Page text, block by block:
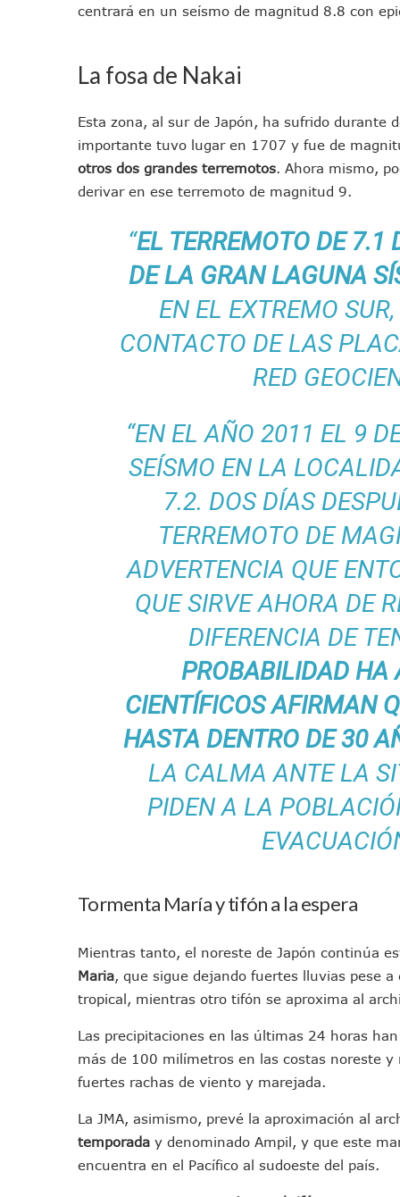
Vecinos De La Playita
Mujeres Recorren Calles
Bruno Blancas Convoca A
CUCosta E IMSS Nayarit
Playa Las Cocinas: Retiran
Dr. Álvarez Zayas Dirige
Por Desaparición Forzada,
“El Mayo” Zambada Es
Orgullo Vallartense: Zhoemí
Brigada Forense Brindará
Vecinos De Vallarta 500
Joven Esgrimista De Puerto
Llegan Camiones “oruga”
Coordinan Operativo Para
Monzón Mexicano Causará
Acusado De Homicidio En
Descartan Riesgo De
Retiran 10 Toneladas De
Arranca Copa México De
Munguía Analiza Pedir 100
Bomberas De Vallarta
Región Sanitaria VIII
Asesinan A Regidora De
Recuperan Seis Vehículos
SEP Asigna Escuelas Para
Tráfico Aéreo Cae En
SAT Lleva Su Oficina Móvil
Puerto Vallarta Se Suma A
Movimiento Ciudadano
Hospital Civil De La Costa
Fechas Y Sedes De Las
Accidente Fatal En La
Ra Aguilar Fortalece La
Aparecen Vivos Los Tres
Tras Caer Ante Inglaterra,
Dictan Prisión Preventiva A
Juan Carlos Castro Visitó
centrará en un seísmo de magnitud 8.8 con
La fosa de Nakai
Esta zona, al sur de Japón, ha sufrido durante
importante tuvo lugar en 1707 y fue de
otros dos grandes terremotos. Ahora mismo,
derivar en ese terremoto de magnitud 9.
“EL TERREMOTO DE 7.1
DE LA GRAN LAGUNA
EN EL EXTREMO
CONTACTO DE LAS
RED
“EN EL AÑO 2011 EL 9
SEÍSMO EN LA
7.2. DOS DÍAS
TERREMOTO DE
ADVERTENCIA QUE
QUE SIRVE AHORA DE
DIFERENCIA DE
PROBABILIDAD HA
CIENTÍFICOS AFIRMAN
HASTA DENTRO DE 30
LA CALMA ANTE LA
PIDEN A LA
Tormenta María y tifón a la espera
Mientras tanto, el noreste de Japón continúa
Maria, que sigue dejando fuertes lluvias pese
tropical, mientras otro tifón se aproxima al
Las precipitaciones en las últimas 24 horas
más de 100 milímetros en las costas noreste
fuertes rachas de viento y marejada.
La JMA, asimismo, prevé la aproximación al
temporada y denominado Ampil, y que este
encuentra en el Pacífico al sudoeste del país.